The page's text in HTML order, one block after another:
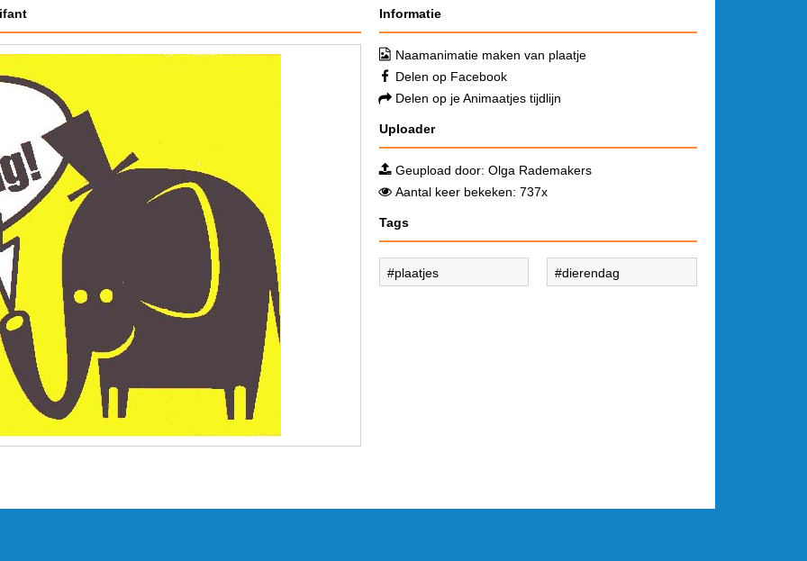
Informatie
Naamanimatie maken van plaatje
Delen op Facebook
Delen op je Animaatjes tijdlijn
Uploader
Geupload door: Olga Rademakers
Aantal keer bekeken: 737x
Tags
plaatjes dierendag